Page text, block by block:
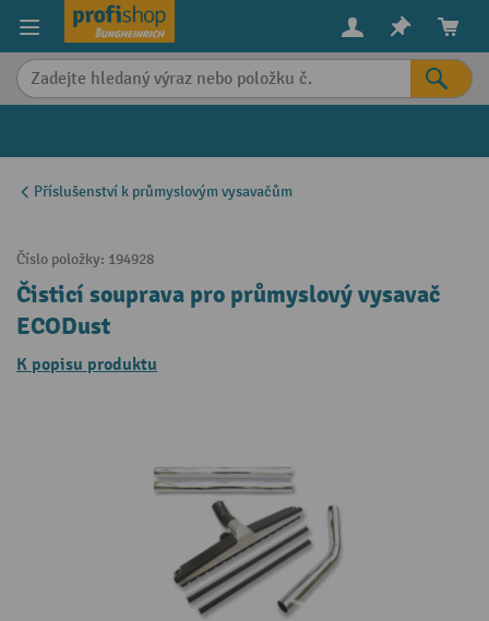
content
Příslušenství k průmyslovým vysavačům
Číslo položky: 194928
Čisticí souprava pro průmyslový vysavač
ECODust
K popisu produktu